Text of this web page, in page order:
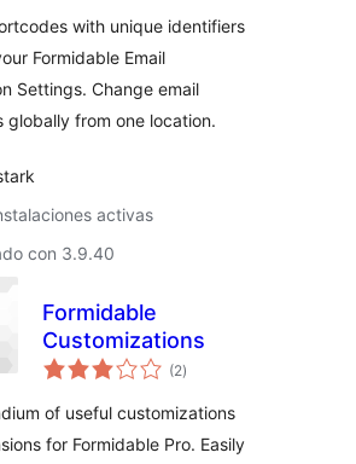
with unique identifiers
Formidable Email
Settings. Change email
globally from one location.
activas
con 3.9.40
Formidable
Customizations
(2total
de
)
of useful customizations
for Formidable Pro. Easily